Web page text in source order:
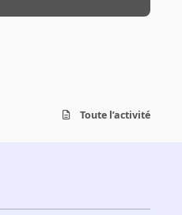
Toute l’activité